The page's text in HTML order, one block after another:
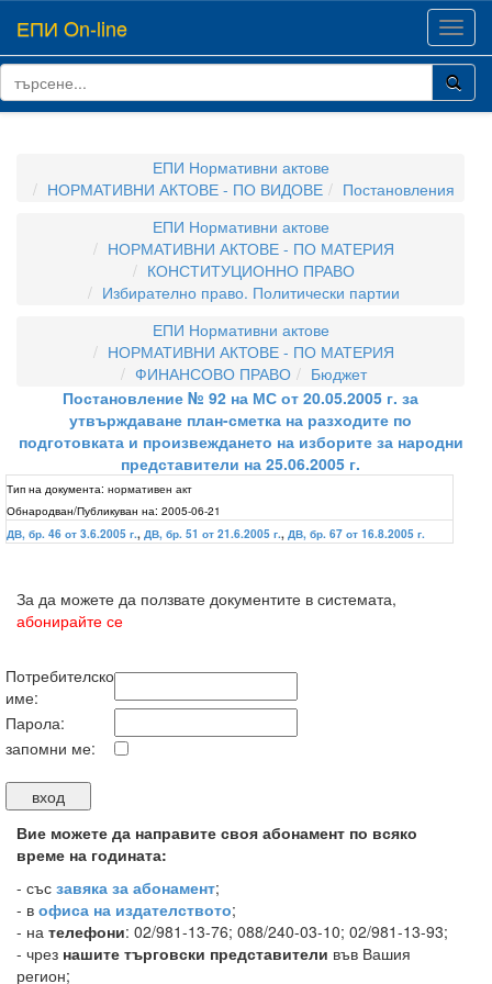
ЕПИ On-line
ЕПИ Нормативни актове
НОРМАТИВНИ АКТОВЕ - ПО ВИДОВЕ
Постановления
ЕПИ Нормативни актове
НОРМАТИВНИ АКТОВЕ - ПО МАТЕРИЯ
КОНСТИТУЦИОННО ПРАВО
Избирателно право. Политически партии
ЕПИ Нормативни актове
НОРМАТИВНИ АКТОВЕ - ПО МАТЕРИЯ
ФИНАНСОВО ПРАВО
Бюджет
Постановление № 92 на МС от 20.05.2005 г. за
утвърждаване план-сметка на разходите по
подготовката и произвеждането на изборите за народни
представители на 25.06.2005 г.
Тип на документа: нормативен акт
Обнародван/Публикуван на: 2005-06-21
ДВ, бр. 46 от 3.6.2005 г., ДВ, бр. 51 от 21.6.2005 г., ДВ, бр. 67 от 16.8.2005 г.
За да можете да ползвате документите в системата,
абонирайте се
Потребителско
име:
Парола:
запомни ме:
Вие можете да направите своя абонамент по всяко
време на годината:
- със завяка за абонамент;
- в офиса на издателството;
- на телефони: 02/981-13-76; 088/240-03-10; 02/981-13-93;
- чрез нашите търговски представители във Вашия
регион;